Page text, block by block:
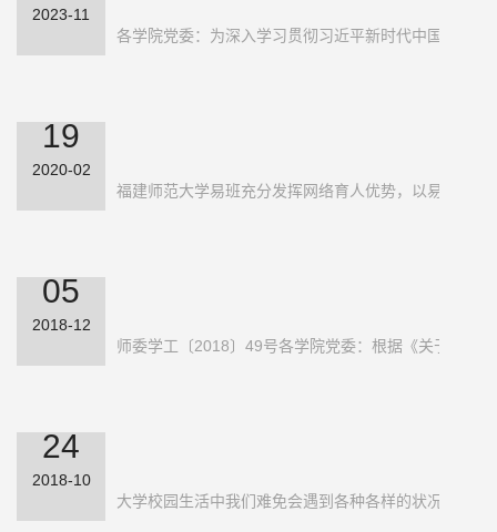
2023-11
关于举办2023年度大学生网络文化
各学院党委：为深入学习贯彻习近平新时代中国特色
19
2020-02
“易”同战疫，筑牢思想防线
福建师范大学易班充分发挥网络育人优势，以易班特
05
2018-12
关于公布2018-2019学年易班品牌活
师委学工〔2018〕49号各学院党委：根据《关于开展
24
2018-10
上易班，找小联——易小联轻应用上
大学校园生活中我们难免会遇到各种各样的状况：宿